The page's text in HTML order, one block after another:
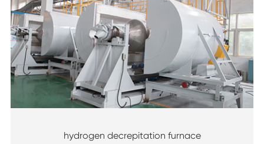
hydrogen decrepitation furnace